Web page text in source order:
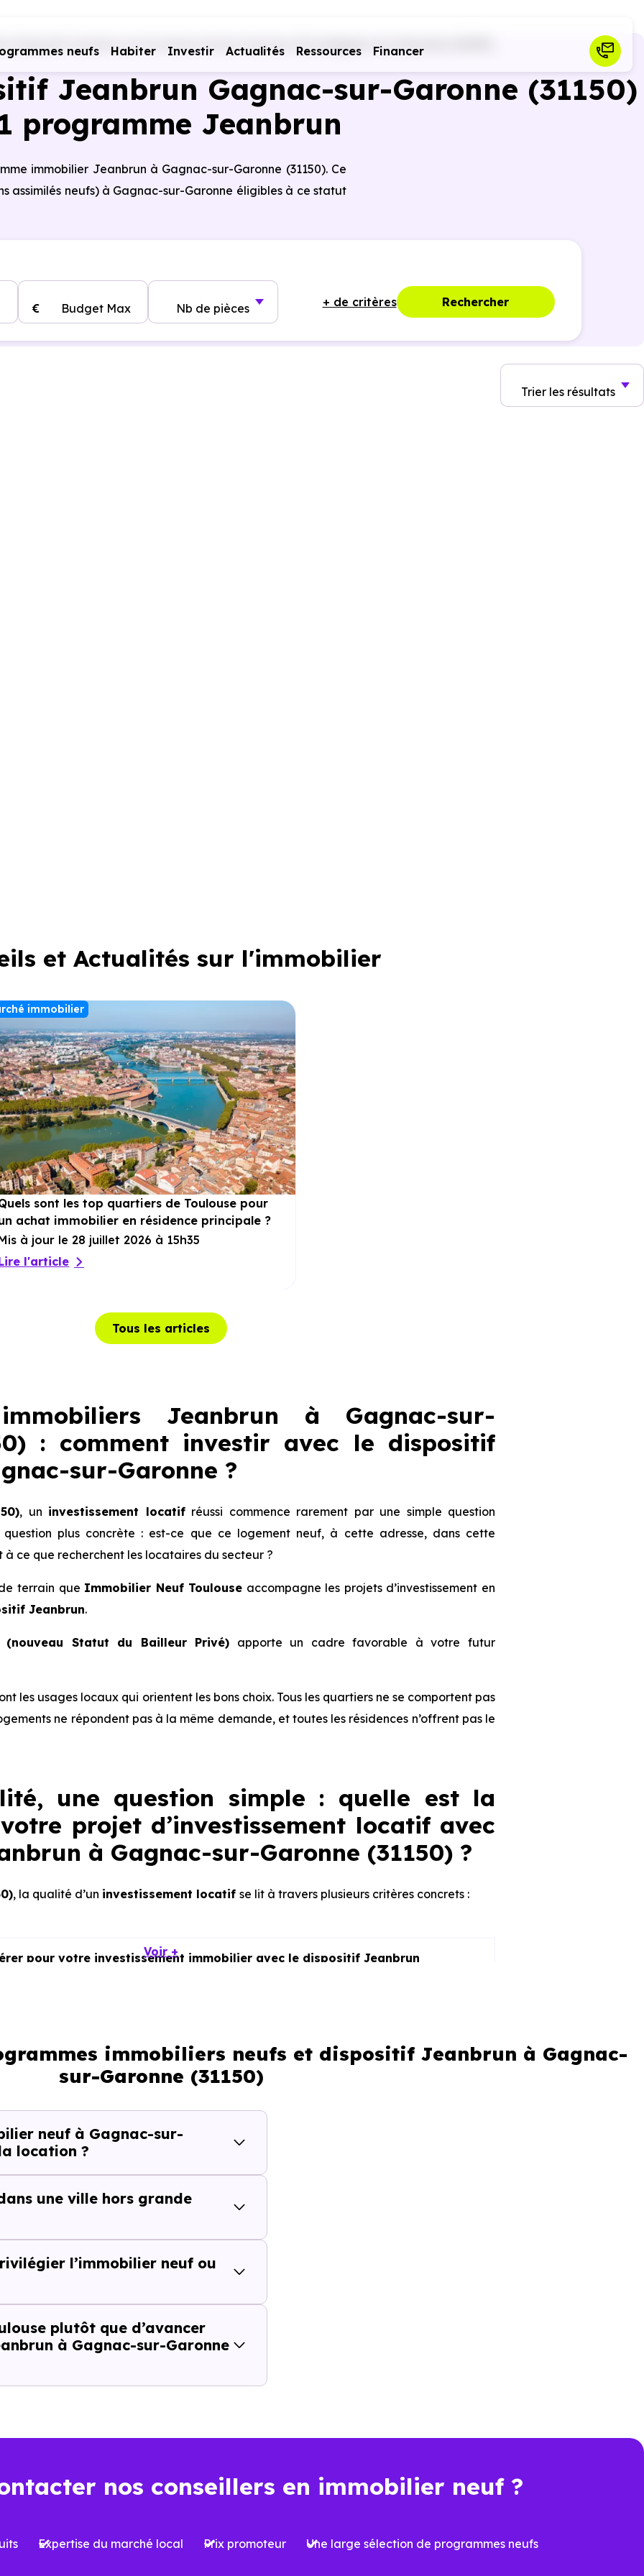
neufs Habiter Investir Actualités Ressources Financer
Dispositif Jeanbrun en Occitanie Haute-Garonne (31) Gagnac-sur-Garonne (31150)
Jeanbrun Gagnac-sur-Garonne (31150)
programme Jeanbrun
immobilier Jeanbrun à Gagnac-sur-Garonne (31150). Ce
assimilés neufs) à Gagnac-sur-Garonne éligibles à ce statut
Budget Max
€ Nb de pièces + de critères Rechercher
Trier les résultats
et Actualités sur l'immobilier
immobilier
sont les top quartiers de Toulouse pour
achat immobilier en résidence principale ?
à jour le 28 juillet 2026 à 15h35
l'article
Tous les articles
Jeanbrun à Gagnac-sur-
: comment investir avec le dispositif
sur-Garonne ?
, un investissement locatifréussi commence rarement par une simple question
plus concrète : est-ce que ce logement neuf, à cette adresse, dans cette
ce que recherchent les locataires du secteur ?
terrain que Immobilier Neuf Toulouse accompagne les projets d’investissement en
Jeanbrun.
(nouveau Statut du Bailleur Privé) apporte un cadre favorable à votre futur
les usages locaux qui orientent les bons choix. Tous les quartiers ne se comportent pas
ne répondent pas à la même demande, et toutes les résidences n’offrent pas le
une question simple : quelle est la
projet d’investissement locatif avec
à Gagnac-sur-Garonne (31150) ?
, la qualité d’un investissement locatif se lit à travers plusieurs critères concrets :
pour votre investissement immobilier avec le dispositif Jeanbrun
il ne repose pas sur un zonage géographique
plus seulement "la ville est-elle dans la bonne zone ?", mais "le bien choisi est-il bien
Jeanbrun apporte à un investisseur
Voir +
immobiliers neufs et dispositif Jeanbrun à Gagnac-
sur-Garonne (31150)
neuf à Gagnac-sur-
location ?
une ville hors grande
l’immobilier neuf ou
plutôt que d’avancer
à Gagnac-sur-Garonne
nos conseillers en immobilier neuf ?
Expertise du marché local Prix promoteur Une large sélection de programmes neufs